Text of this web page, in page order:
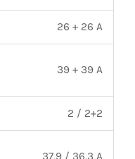
26 + 26 A
39 + 39 A
2 / 2+2
37,9 / 36,3 A